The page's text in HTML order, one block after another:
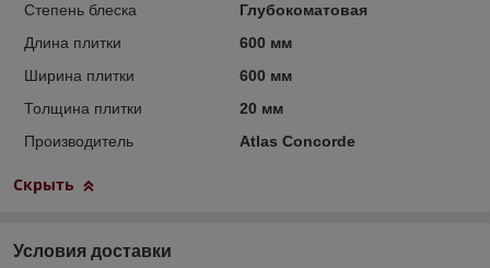
Степень блеска
Глубокоматовая
Длина плитки
600 мм
Ширина плитки
600 мм
Толщина плитки
20 мм
Производитель
Atlas Concorde
Скрыть
Условия доставки